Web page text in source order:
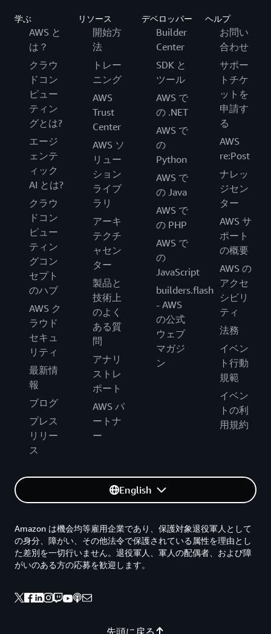
学ぶ
AWS と
は？
クラウ
ドコン
ピュー
ティン
グとは?
エージ
ェンテ
ィック
AI とは?
クラウ
ドコン
ピュー
ティン
グコン
セプト
のハブ
AWS ク
ラウド
セキュ
リティ
最新情
報
ブログ
プレス
リリー
ス
リソース
開始方
法
トレー
ニング
AWS
Trust
Center
AWS ソ
リュー
ション
ライブ
ラリ
アーキ
テクチ
ャセン
ター
製品と
技術上
のよく
ある質
問
アナリ
ストレ
ポート
AWS パ
ートナ
ー
デベロッパー
Builder
Center
SDK と
ツール
AWS で
の .NET
AWS で
の
Python
AWS で
の Java
AWS で
の PHP
AWS で
の
JavaScript
builders.flash
- AWS
の公式
ウェブ
マガジ
ン
ヘルプ
お問い
合わせ
サポー
トチケ
ットを
申請す
る
AWS
re:Post
ナレッ
ジセン
ター
AWS サ
ポート
の概要
AWS の
アクセ
シビリ
ティ
法務
イベン
ト行動
規範
イベン
トの利
用規約
English
先頭に戻る
Amazon は機会均等雇用企業であり、保護対象退役軍人として
の身分、障がい、その他法令で保護されている属性を理由とし
た差別を一切行いません。退役軍人、軍人の配偶者、および障
がいのある方の応募を歓迎します。